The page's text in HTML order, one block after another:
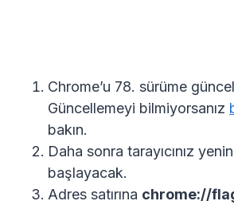
Chrome’u 78. sürüme
Güncellemeyi bilmiyorsanız
bakın.
Daha sonra tarayıcınız
başlayacak.
Adres satırına chrome://